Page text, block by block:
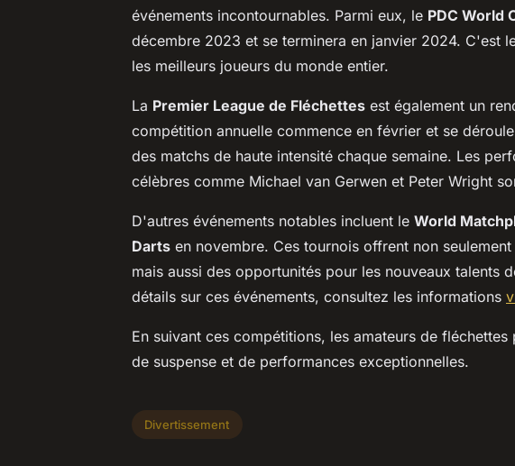
événements incontournables. Parmi eux, le PDC World
décembre 2023 et se terminera en janvier 2024. C'est
les meilleurs joueurs du monde entier.
La Premier League de Fléchettes est également un
compétition annuelle commence en février et se
des matchs de haute intensité chaque semaine. Les
célèbres comme Michael van Gerwen et Peter Wright
D'autres événements notables incluent le World
Darts en novembre. Ces tournois offrent non
mais aussi des opportunités pour les nouveaux talents
détails sur ces événements, consultez les informations
En suivant ces compétitions, les amateurs de
de suspense et de performances exceptionnelles.
Divertissement